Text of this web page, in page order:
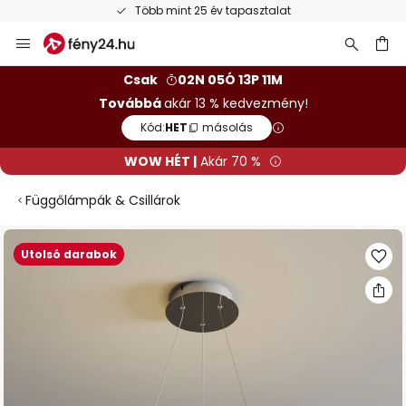
Több mint 25 év tapasztalat
Ugrás
a
Csak
02N 05Ó 13P 10M
Továbbáakár 13 % kedvezmény!
Kód:HET másolás
WOW HÉT | Akár 70 %
Függőlámpák & Csillárok
Utolsó darabok
Ugrás